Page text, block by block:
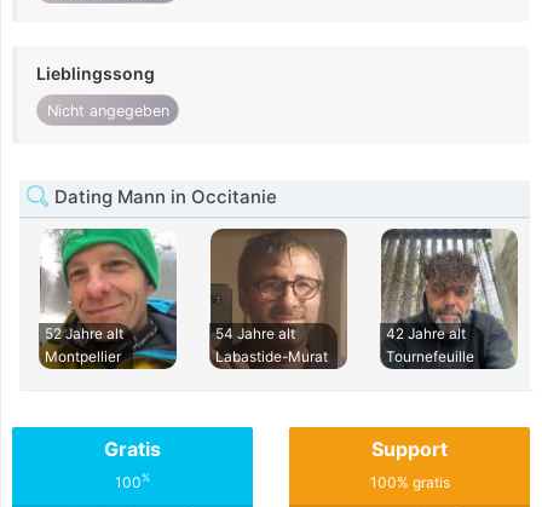
Lieblingssong
Nicht angegeben
Dating Mann in Occitanie
52 Jahre alt
Montpellier
54 Jahre alt
Labastide-Murat
42 Jahre alt
Tournefeuille
Gratis
100%
Support
100% gratis